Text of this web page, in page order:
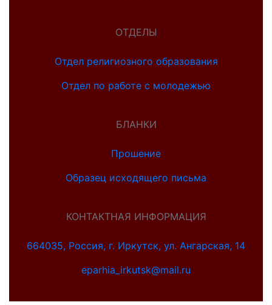
ОТДЕЛЫ
Отдел религиозного образования
Отдел по работе с молодежью
БЛАНКИ
Прошение
Образец исходящего письма
КОНТАКТНАЯ ИНФОРМАЦИЯ
664035, Россия, г. Иркутск, ул. Ангарская, 14
eparhia_irkutsk@mail.ru